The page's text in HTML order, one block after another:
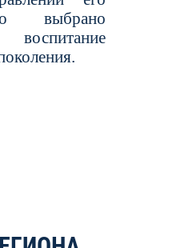
выбрано
воспитание